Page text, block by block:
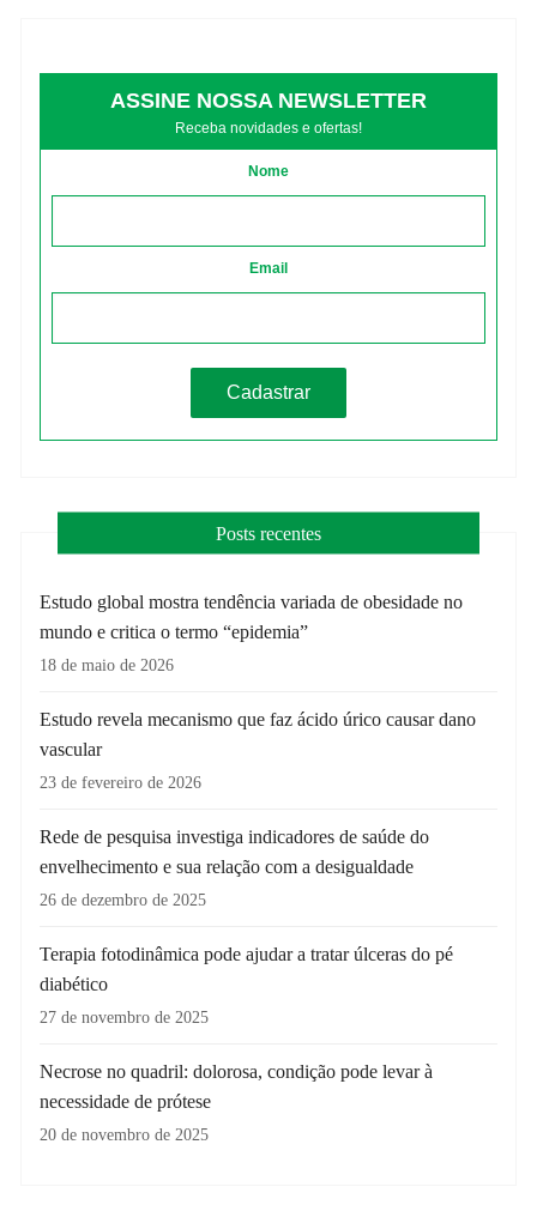
ASSINE NOSSA NEWSLETTER
Receba novidades e ofertas!
Nome
Email
Posts recentes
Estudo global mostra tendência variada de obesidade no
mundo e critica o termo “epidemia”
18 de maio de 2026
Estudo revela mecanismo que faz ácido úrico causar dano
vascular
23 de fevereiro de 2026
Rede de pesquisa investiga indicadores de saúde do
envelhecimento e sua relação com a desigualdade
26 de dezembro de 2025
Terapia fotodinâmica pode ajudar a tratar úlceras do pé
diabético
27 de novembro de 2025
Necrose no quadril: dolorosa, condição pode levar à
necessidade de prótese
20 de novembro de 2025